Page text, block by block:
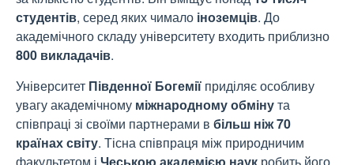
студентів, серед яких чимало іноземців. До
академічного складу університету входить приблизно
800 викладачів.
Університет Південної Богемії приділяє особливу
увагу академічному міжнародному обмінута
співпраці зі своїми партнерами в більш ніж 70
країнах світу. Тісна співпраця між природничим